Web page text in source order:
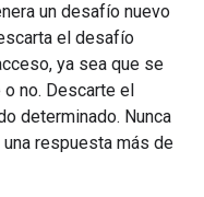
un desafío nuevo
el desafío
ya sea que se
no. Descarte el
determinado. Nunca
respuesta más de